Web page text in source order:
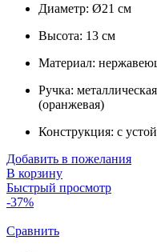
Диаметр: Ø21 см
Высота: 13 см
Материал:
Ручка:
(оранжевая)
Конструкция: с
Добавить в пожелания
В корзину
Быстрый просмотр
-37%
Сравнить